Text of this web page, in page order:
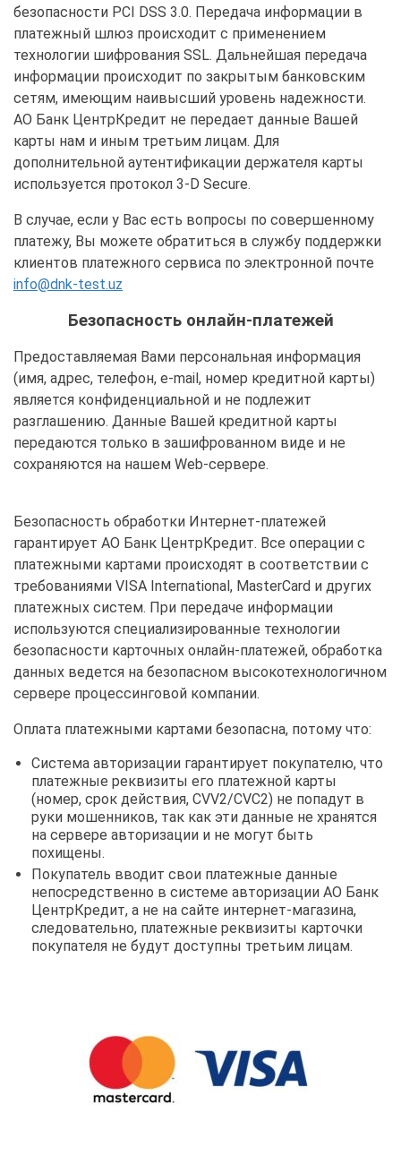
безопасности PCI DSS 3.0. Передача информации в
платежный шлюз происходит с применением
технологии шифрования SSL. Дальнейшая передача
информации происходит по закрытым банковским
сетям, имеющим наивысший уровень надежности.
АО Банк ЦентрКредит не передает данные Вашей
карты нам и иным третьим лицам. Для
дополнительной аутентификации держателя карты
используется протокол 3-D Secure.
В случае, если у Вас есть вопросы по совершенному
платежу, Вы можете обратиться в службу поддержки
клиентов платежного сервиса по электронной почте
info@dnk-test.uz
Безопасность онлайн-платежей
Предоставляемая Вами персональная информация
(имя, адрес, телефон, e-mail, номер кредитной карты)
является конфиденциальной и не подлежит
разглашению. Данные Вашей кредитной карты
передаются только в зашифрованном виде и не
сохраняются на нашем Web-сервере.
Безопасность обработки Интернет-платежей
гарантирует АО Банк ЦентрКредит. Все операции с
платежными картами происходят в соответствии с
требованиями VISA International, MasterCard и других
платежных систем. При передаче информации
используются специализированные технологии
безопасности карточных онлайн-платежей, обработка
данных ведется на безопасном высокотехнологичном
сервере процессинговой компании.
Оплата платежными картами безопасна, потому что:
Система авторизации гарантирует покупателю, что
платежные реквизиты его платежной карты
(номер, срок действия, CVV2/CVC2) не попадут в
руки мошенников, так как эти данные не хранятся
на сервере авторизации и не могут быть
похищены.
Покупатель вводит свои платежные данные
непосредственно в системе авторизации АО Банк
ЦентрКредит, а не на сайте интернет-магазина,
следовательно, платежные реквизиты карточки
покупателя не будут доступны третьим лицам.